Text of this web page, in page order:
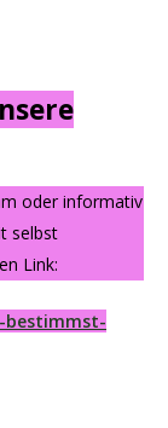
oder informativ
selbst
Link:
bestimmst-